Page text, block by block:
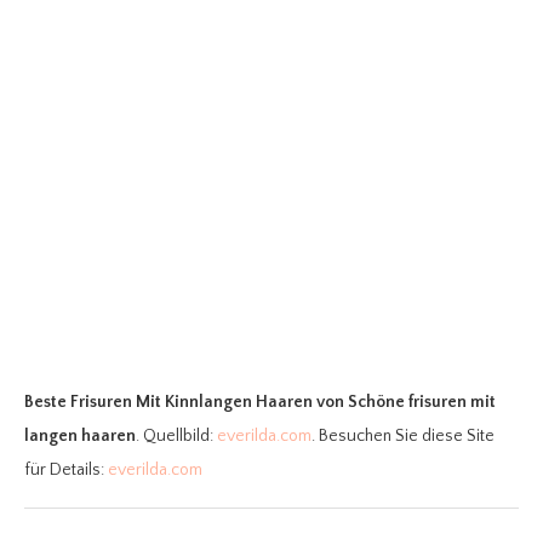
Beste Frisuren Mit Kinnlangen Haaren von Schöne frisuren mit
langen haaren. Quellbild: everilda.com. Besuchen Sie diese Site
für Details: everilda.com